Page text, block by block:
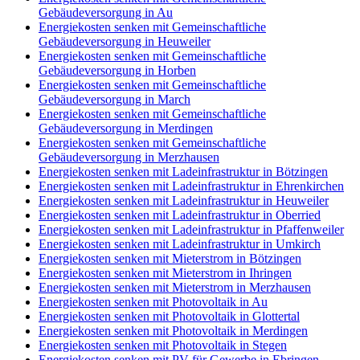
Gebäudeversorgung in Au
Energiekosten senken mit Gemeinschaftliche
Gebäudeversorgung in Heuweiler
Energiekosten senken mit Gemeinschaftliche
Gebäudeversorgung in Horben
Energiekosten senken mit Gemeinschaftliche
Gebäudeversorgung in March
Energiekosten senken mit Gemeinschaftliche
Gebäudeversorgung in Merdingen
Energiekosten senken mit Gemeinschaftliche
Gebäudeversorgung in Merzhausen
Energiekosten senken mit Ladeinfrastruktur in Bötzingen
Energiekosten senken mit Ladeinfrastruktur in Ehrenkirchen
Energiekosten senken mit Ladeinfrastruktur in Heuweiler
Energiekosten senken mit Ladeinfrastruktur in Oberried
Energiekosten senken mit Ladeinfrastruktur in Pfaffenweiler
Energiekosten senken mit Ladeinfrastruktur in Umkirch
Energiekosten senken mit Mieterstrom in Bötzingen
Energiekosten senken mit Mieterstrom in Ihringen
Energiekosten senken mit Mieterstrom in Merzhausen
Energiekosten senken mit Photovoltaik in Au
Energiekosten senken mit Photovoltaik in Glottertal
Energiekosten senken mit Photovoltaik in Merdingen
Energiekosten senken mit Photovoltaik in Stegen